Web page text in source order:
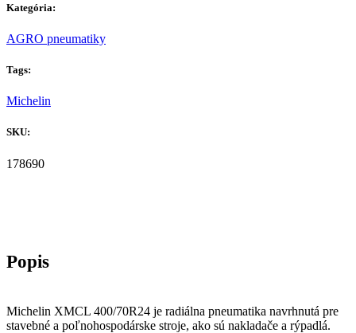
Kategória:
AGRO pneumatiky
Tags:
Michelin
SKU:
178690
Michelin XMCL 400/70R24 je radiálna pneumatika navrhnutá pre
stavebné a poľnohospodárske stroje, ako sú nakladače a rýpadlá.